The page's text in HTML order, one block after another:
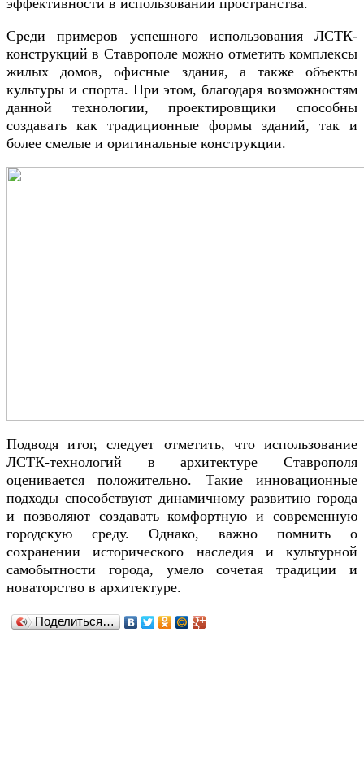
Среди примеров успешного использования ЛСТК-
конструкций в Ставрополе можно отметить комплексы
жилых домов, офисные здания, а также объекты
культуры и спорта. При этом, благодаря возможностям
данной технологии, проектировщики способны
создавать как традиционные формы зданий, так и
более смелые и оригинальные конструкции.
Подводя итог, следует отметить, что использование
ЛСТК-технологий в архитектуре Ставрополя
оценивается положительно. Такие инновационные
подходы способствуют динамичному развитию города
и позволяют создавать комфортную и современную
городскую среду. Однако, важно помнить о
сохранении исторического наследия и культурной
самобытности города, умело сочетая традиции и
новаторство в архитектуре.
Поделиться…